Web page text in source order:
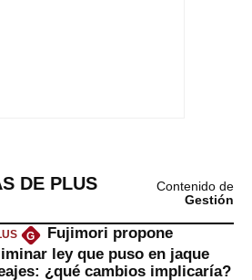
DE PLUS
Contenido de
Gestión
G
Fujimori propone
ley que puso en jaque
¿qué cambios implicaría?